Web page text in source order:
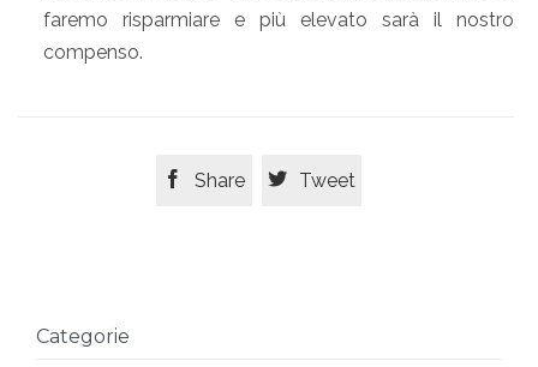
faremo risparmiare e più elevato sarà il nostro
compenso.
 Share  Tweet
Categorie